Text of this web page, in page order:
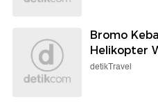
Bromo
Helikopter
detikTravel